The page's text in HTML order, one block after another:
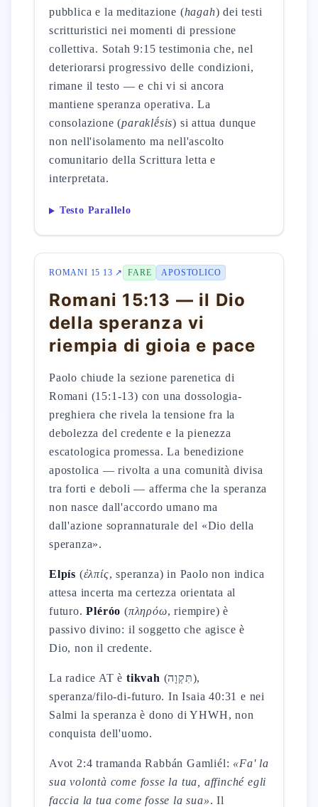
pubblica e la meditazione (hagah) dei testi
scritturistici nei momenti di pressione
collettiva. Sotah 9:15 testimonia che, nel
deteriorarsi progressivo delle condizioni,
rimane il testo — e chi vi si ancora
mantiene speranza operativa. La
consolazione (paraklḗsis) si attua dunque
non nell'isolamento ma nell'ascolto
comunitario della Scrittura letta e
interpretata.
Testo Parallelo
ROMANI 15 13 ↗ FARE APOSTOLICO
Romani 15:13 — il Dio
della speranza vi
riempia di gioia e pace
Paolo chiude la sezione parenetica di
Romani (15:1-13) con una dossologia-
preghiera che rivela la tensione fra la
debolezza del credente e la pienezza
escatologica promessa. La benedizione
apostolica — rivolta a una comunità divisa
tra forti e deboli — afferma che la speranza
non nasce dall'accordo umano ma
dall'azione soprannaturale del «Dio della
speranza».
Elpís (ἐλπίς, speranza) in Paolo non indica
attesa incerta ma certezza orientata al
futuro.Pléróo (πληρόω, riempire) è
passivo divino: il soggetto che agisce è
Dio, non il credente.
La radice AT è tikvah (תִּקְוָה),
speranza/filo-di-futuro. In Isaia 40:31 e nei
Salmi la speranza è dono di YHWH, non
conquista dell'uomo.
Avot 2:4 tramanda Rabbán Gamliél: «Fa' la
sua volontà come fosse la tua, affinché egli
faccia la tua come fosse la sua». Il